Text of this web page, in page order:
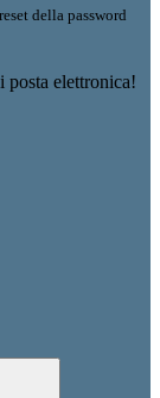
della password
posta elettronica!